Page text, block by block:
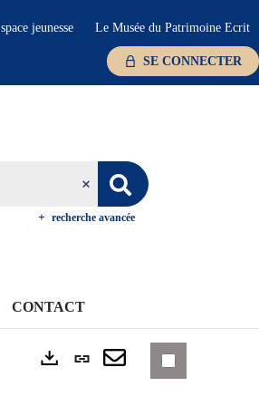
jeunesse Le Musée du Patrimoine Ecrit
SE CONNECTER
recherche avancée
CONTACT
Lien